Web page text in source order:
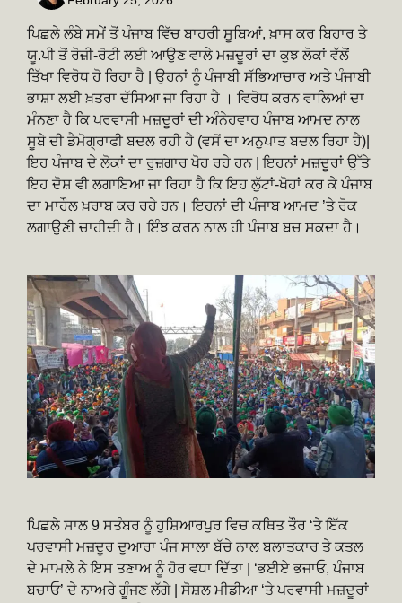
ਪਿਛਲੇ ਲੰਬੇ ਸਮੇਂ ਤੋਂ ਪੰਜਾਬ ਵਿੱਚ ਬਾਹਰੀ ਸੂਬਿਆਂ, ਖ਼ਾਸ ਕਰ ਬਿਹਾਰ ਤੇ
ਯੂ.ਪੀ ਤੋਂ ਰੋਜ਼ੀ-ਰੋਟੀ ਲਈ ਆਉਣ ਵਾਲੇ ਮਜ਼ਦੂਰਾਂ ਦਾ ਕੁਝ ਲੋਕਾਂ ਵੱਲੋਂ
ਤਿੱਖਾ ਵਿਰੋਧ ਹੋ ਰਿਹਾ ਹੈ | ਉਹਨਾਂ ਨੂੰ ਪੰਜਾਬੀ ਸੱਭਿਆਚਾਰ ਅਤੇ ਪੰਜਾਬੀ
ਭਾਸ਼ਾ ਲਈ ਖ਼ਤਰਾ ਦੱਸਿਆ ਜਾ ਰਿਹਾ ਹੈ । ਵਿਰੋਧ ਕਰਨ ਵਾਲਿਆਂ ਦਾ
ਮੰਨਣਾ ਹੈ ਕਿ ਪਰਵਾਸੀ ਮਜ਼ਦੂਰਾਂ ਦੀ ਅੰਨੇਹਵਾਹ ਪੰਜਾਬ ਆਮਦ ਨਾਲ
ਸੂਬੇ ਦੀ ਡੈਮੋਗ੍ਰਾਫੀ ਬਦਲ ਰਹੀ ਹੈ (ਵਸੋਂ ਦਾ ਅਨੁਪਾਤ ਬਦਲ ਰਿਹਾ ਹੈ)|
ਇਹ ਪੰਜਾਬ ਦੇ ਲੋਕਾਂ ਦਾ ਰੁਜ਼ਗਾਰ ਖੋਹ ਰਹੇ ਹਨ | ਇਹਨਾਂ ਮਜ਼ਦੂਰਾਂ ਉੱਤੇ
ਇਹ ਦੋਸ਼ ਵੀ ਲਗਾਇਆ ਜਾ ਰਿਹਾ ਹੈ ਕਿ ਇਹ ਲੁੱਟਾਂ-ਖੋਹਾਂ ਕਰ ਕੇ ਪੰਜਾਬ
ਦਾ ਮਾਹੌਲ ਖ਼ਰਾਬ ਕਰ ਰਹੇ ਹਨ। ਇਹਨਾਂ ਦੀ ਪੰਜਾਬ ਆਮਦ ’ਤੇ ਰੋਕ
ਲਗਾਉਣੀ ਚਾਹੀਦੀ ਹੈ। ਇੰਝ ਕਰਨ ਨਾਲ ਹੀ ਪੰਜਾਬ ਬਚ ਸਕਦਾ ਹੈ।
ਪਿਛਲੇ ਸਾਲ 9 ਸਤੰਬਰ ਨੂੰ ਹੁਸ਼ਿਆਰਪੁਰ ਵਿਚ ਕਥਿਤ ਤੌਰ ‘ਤੇ ਇੱਕ
ਪਰਵਾਸੀ ਮਜ਼ਦੂਰ ਦੁਆਰਾ ਪੰਜ ਸਾਲਾ ਬੱਚੇ ਨਾਲ ਬਲਾਤਕਾਰ ਤੇ ਕਤਲ
ਦੇ ਮਾਮਲੇ ਨੇ ਇਸ ਤਣਾਅ ਨੂੰ ਹੋਰ ਵਧਾ ਦਿੱਤਾ | ‘ਭਈਏ ਭਜਾਓ, ਪੰਜਾਬ
ਬਚਾਓ’ ਦੇ ਨਾਅਰੇ ਗੂੰਜਣ ਲੱਗੇ | ਸੋਸ਼ਲ ਮੀਡੀਆ ‘ਤੇ ਪਰਵਾਸੀ ਮਜ਼ਦੂਰਾਂ